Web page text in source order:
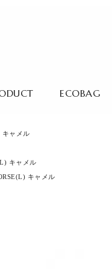
ECOBAG
キャメル
キャメル
キャメル